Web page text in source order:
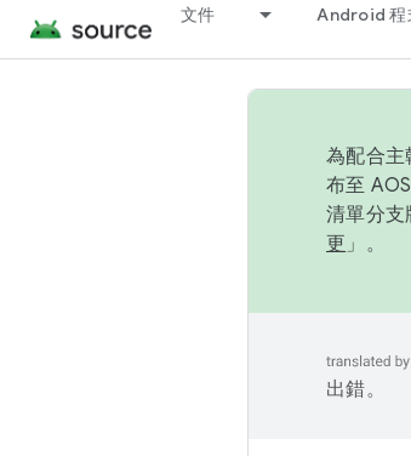
文件 Android 程
為配合主
布至
清單分支
更 」。
出錯。